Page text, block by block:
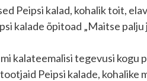
Peipsi kalad, kohalik toit,
kalade õpitoad „Maitse
kalateemalisi tegevusi kogu
Peipsi kalade, kohalike